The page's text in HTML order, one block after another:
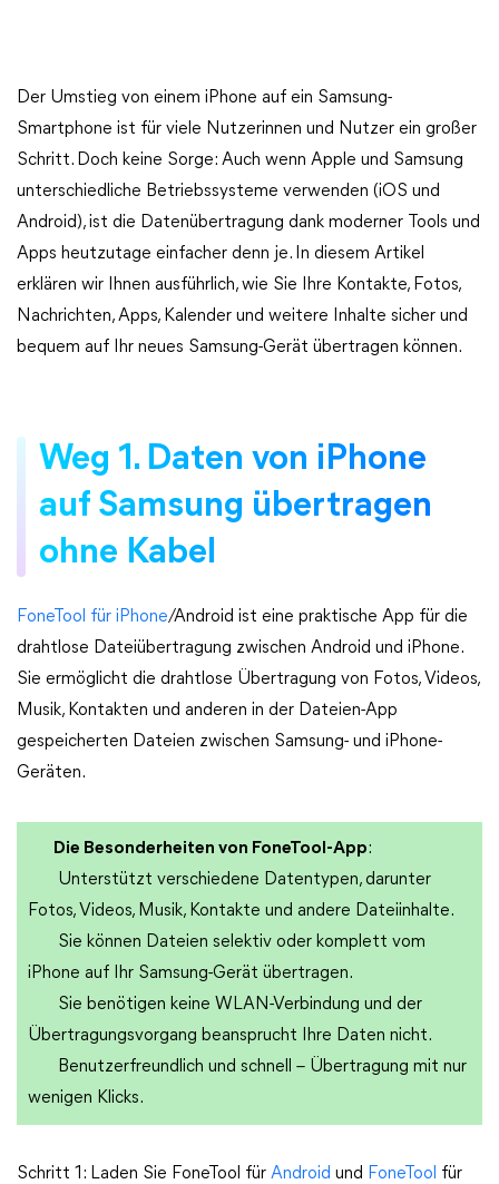
Der Umstieg von einem iPhone auf ein Samsung-
Smartphone ist für viele Nutzerinnen und Nutzer ein großer
Schritt. Doch keine Sorge: Auch wenn Apple und Samsung
unterschiedliche Betriebssysteme verwenden (iOS und
Android), ist die Datenübertragung dank moderner Tools und
Apps heutzutage einfacher denn je. In diesem Artikel
erklären wir Ihnen ausführlich, wie Sie Ihre Kontakte, Fotos,
Nachrichten, Apps, Kalender und weitere Inhalte sicher und
bequem auf Ihr neues Samsung-Gerät übertragen können.
Weg 1. Daten von iPhone
auf Samsung übertragen
ohne Kabel
FoneTool für iPhone/Android ist eine praktische App für die
drahtlose Dateiübertragung zwischen Android und iPhone.
Sie ermöglicht die drahtlose Übertragung von Fotos, Videos,
Musik, Kontakten und anderen in der Dateien-App
gespeicherten Dateien zwischen Samsung- und iPhone-
Geräten.
Die Besonderheiten von FoneTool-App:
Unterstützt verschiedene Datentypen, darunter
Fotos, Videos, Musik, Kontakte und andere Dateiinhalte.
Sie können Dateien selektiv oder komplett vom
iPhone auf Ihr Samsung-Gerät übertragen.
Sie benötigen keine WLAN-Verbindung und der
Übertragungsvorgang beansprucht Ihre Daten nicht.
Benutzerfreundlich und schnell – Übertragung mit nur
wenigen Klicks.
Schritt 1: Laden Sie FoneTool für Android und FoneTool für